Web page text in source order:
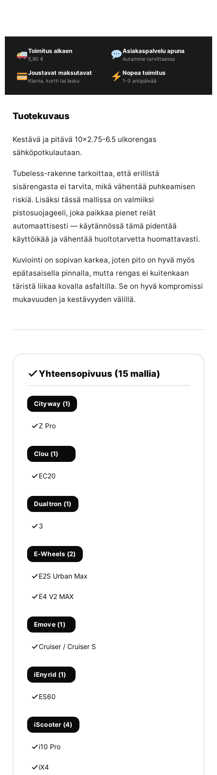
Toimitus alkaen
5,90 €
Asiakaspalvelu apuna
Autamme tarvittaessa
Joustavat maksutavat
Klarna, kortti tai lasku
Nopea toimitus
1–3 arkipäivää
Tuotekuvaus
Kestävä ja pitävä 10×2.75-6.5 ulkorengas
sähköpotkulautaan.
Tubeless-rakenne tarkoittaa, että erillistä
sisärengasta ei tarvita, mikä vähentää puhkeamisen
riskiä. Lisäksi tässä mallissa on valmiiksi
pistosuojageeli, joka paikkaa pienet reiät
automaattisesti — käytännössä tämä pidentää
käyttöikää ja vähentää huoltotarvetta huomattavasti.
Kuviointi on sopivan karkea, joten pito on hyvä myös
epätasaisella pinnalla, mutta rengas ei kuitenkaan
täristä liikaa kovalla asfaltilla. Se on hyvä kompromissi
mukavuuden ja kestävyyden välillä.
Yhteensopivuus (15 mallia)
Cityway (1)
Z Pro
Clou (1)
EC20
Dualtron (1)
3
E-Wheels (2)
E2S Urban Max
E4 V2 MAX
Emove (1)
Cruiser / Cruiser S
iEnyrid (1)
ES60
iScooter (4)
i10 Pro
iX4